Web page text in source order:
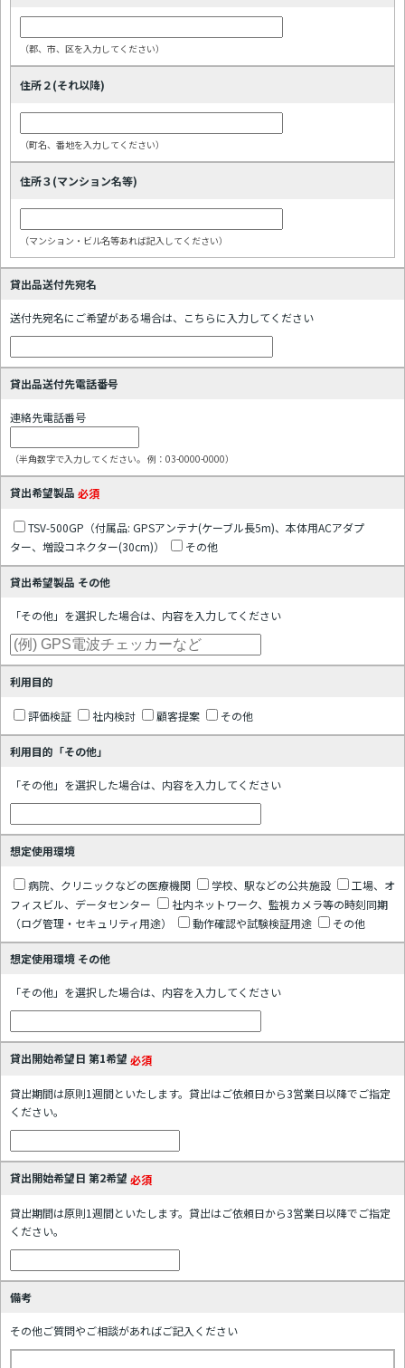
（郡、市、区を入力してください）
住所２(それ以降)
（町名、番地を入力してください）
住所３(マンション名等)
（マンション・ビル名等あれば記入してください）
貸出品送付先宛名
送付先宛名にご希望がある場合は、こちらに入力してください
貸出品送付先電話番号
連絡先電話番号
（半角数字で入力してください。 例：03-0000-0000）
貸出希望製品 必須
TSV-500GP（付属品: GPSアンテナ(ケーブル長5m)、本体用ACアダプ
ター、増設コネクター(30cm)）
その他
貸出希望製品 その他
「その他」を選択した場合は、内容を入力してください
利用目的
評価検証 社内検討 顧客提案 その他
利用目的「その他」
「その他」を選択した場合は、内容を入力してください
想定使用環境
病院、クリニックなどの医療機関 学校、駅などの公共施設
工場、オ
フィスビル、データセンター
社内ネットワーク、監視カメラ等の時刻同期
（ログ管理・セキュリティ用途）
動作確認や試験検証用途 その他
想定使用環境 その他
「その他」を選択した場合は、内容を入力してください
貸出開始希望日 第1希望 必須
貸出期間は原則1週間といたします。貸出はご依頼日から3営業日以降でご指定
ください。
貸出開始希望日 第2希望 必須
貸出期間は原則1週間といたします。貸出はご依頼日から3営業日以降でご指定
ください。
備考
その他ご質問やご相談があればご記入ください